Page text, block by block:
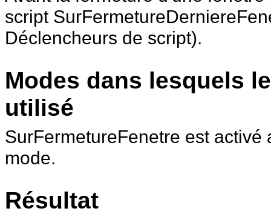
script
Déclencheurs de script).
Modes dans lesquels
utilisé
SurFermetureFenetre est activé
mode.
Résultat